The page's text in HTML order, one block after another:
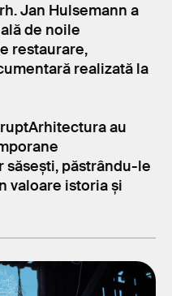
Jan Hulsemann a
de noile
restaurare,
realizată la
au
săsești, păstrându-le
valoare istoria și